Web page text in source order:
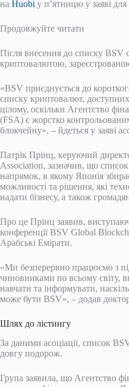
на Huobi у п’ятницю у заяві
Продовжуйте читати
Після внесення до списку BSV
криптовалютою,
«BSV приєднується до
списку криптовалют,
цілому, оскільки Агентство
(FSA) є жорстко
блокчейну», – йдеться у заяві
Патрік Прінц, керуючий
Association, зазначив, що
напрямок, в якому Японія
можливості та рішення, які
надати бізнесу, а також
Про це Прінц заявив,
конференції BSV Global
Арабські Емірати.
«Ми безперервно працюємо з
чиновниками по всьому
навчати та інформувати,
може бути BSV», – додав
Шлях до лістингу
За даними асоціації, список
довгу подорож.
Група заявила, що Агентство